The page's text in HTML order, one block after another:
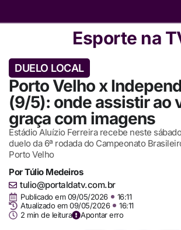
Esporte na
DUELO LOCAL
Porto Velho x
(9/5): onde assistir ao
graça com imagens
Estádio Aluízio Ferreira recebe neste
duelo da 6ª rodada do Campeonato
Porto Velho
PorTúlio Medeiros
tulio@portaldatv.com.br
Publicado em 09/05/2026
16:11
Atualizado em 09/05/2026
16:11
2 min de leitura
Apontar erro